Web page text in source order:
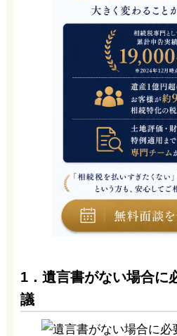
1．遺言書がない場合に
議